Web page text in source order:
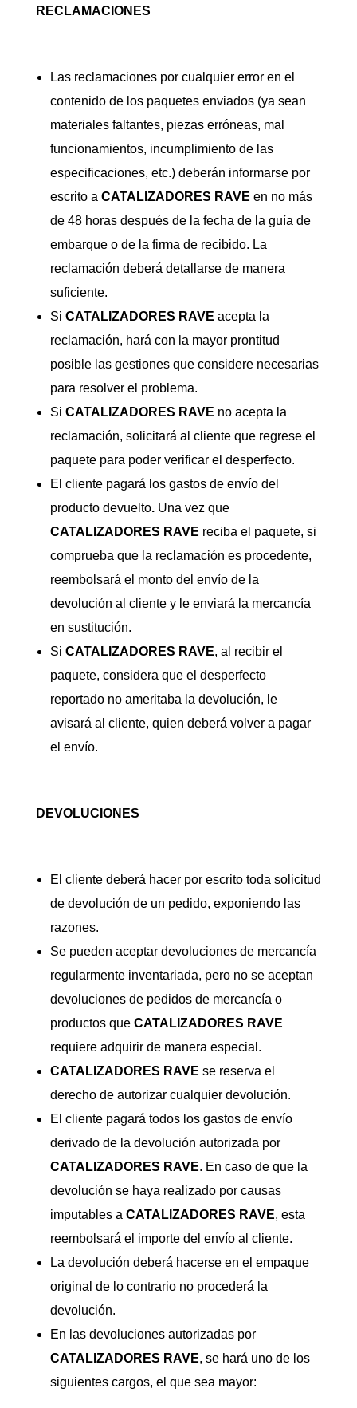
RECLAMACIONES
Las reclamaciones por cualquier error en el
contenido de los paquetes enviados (ya sean
materiales faltantes, piezas erróneas, mal
funcionamientos, incumplimiento de las
especificaciones, etc.) deberán informarse por
escrito a CATALIZADORES RAVE en no más
de 48 horas después de la fecha de la guía de
embarque o de la firma de recibido. La
reclamación deberá detallarse de manera
suficiente.
Si CATALIZADORES RAVE acepta la
reclamación, hará con la mayor prontitud
posible las gestiones que considere necesarias
para resolver el problema.
Si CATALIZADORES RAVE no acepta la
reclamación, solicitará al cliente que regrese el
paquete para poder verificar el desperfecto.
El cliente pagará los gastos de envío del
producto devuelto. Una vez que
CATALIZADORES RAVE reciba el paquete, si
comprueba que la reclamación es procedente,
reembolsará el monto del envío de la
devolución al cliente y le enviará la mercancía
en sustitución.
Si CATALIZADORES RAVE, al recibir el
paquete, considera que el desperfecto
reportado no ameritaba la devolución, le
avisará al cliente, quien deberá volver a pagar
el envío.
DEVOLUCIONES
El cliente deberá hacer por escrito toda solicitud
de devolución de un pedido, exponiendo las
razones.
Se pueden aceptar devoluciones de mercancía
regularmente inventariada, pero no se aceptan
devoluciones de pedidos de mercancía o
productos que CATALIZADORES RAVE
requiere adquirir de manera especial.
CATALIZADORES RAVE se reserva el
derecho de autorizar cualquier devolución.
El cliente pagará todos los gastos de envío
derivado de la devolución autorizada por
CATALIZADORES RAVE. En caso de que la
devolución se haya realizado por causas
imputables a CATALIZADORES RAVE, esta
reembolsará el importe del envío al cliente.
La devolución deberá hacerse en el empaque
original de lo contrario no procederá la
devolución.
En las devoluciones autorizadas por
CATALIZADORES RAVE, se hará uno de los
siguientes cargos, el que sea mayor: